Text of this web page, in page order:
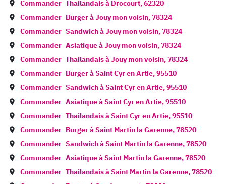
Commander Thailandais à Drocourt,62320
Commander Burger àJouy mon voisin,78324
Commander Sandwich àJouy mon voisin,78324
Commander Asiatique àJouy mon voisin,78324
Commander Thailandais àJouy mon voisin,78324
Commander Burger àSaint Cyr en Artie,95510
Commander Sandwich àSaint Cyr en Artie,95510
Commander Asiatique àSaint Cyr en Artie,95510
Commander Thailandais àSaint Cyr en Artie,95510
Commander Burger àSaint Martin la Garenne,78520
Commander Sandwich àSaint Martin la Garenne,78520
Commander Asiatique àSaint Martin la Garenne,78520
Commander Thailandais àSaint Martin la Garenne,78520